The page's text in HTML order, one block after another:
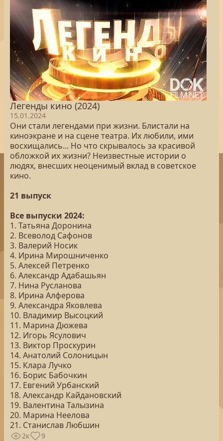
Легенды кино (2024)
15.01.2024
Они стали легендами при жизни. Блистали на
киноэкране и на сцене театра. Их любили, ими
восхищались... Но что скрывалось за красивой
обложкой их жизни? Неизвестные истории о
людях, внесших неоценимый вклад в советское
кино.
21 выпуск
Все выпуски 2024:
1. Татьяна Доронина
2. Всеволод Сафонов
3. Валерий Носик
4. Ирина Мирошниченко
5. Алексей Петренко
6. Александр Адабашьян
7. Нина Русланова
8. Ирина Алферова
9. Александра Яковлева
10. Владимир Высоцкий
11. Марина Дюжева
12. Игорь Ясулович
13. Виктор Проскурин
14. Анатолий Солоницын
15. Клара Лучко
16. Борис Бабочкин
17. Евгений Урбанский
18. Александр Кайдановский
19. Валентина Талызина
20. Марина Неелова
21. Станислав Любшин
2к 9